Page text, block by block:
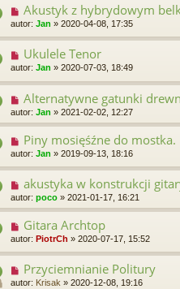
Akustyk z hybrydowym
autor: Jan » 2020-04-08, 17:35
Ukulele Tenor
autor: Jan » 2020-07-03, 18:49
Alternatywne gatunki
autor: Jan » 2021-02-02, 12:27
Piny mosięśźne do mostka.
autor: Jan » 2019-09-13, 18:16
akustyka w konstrukcji
autor: poco » 2021-01-17, 16:21
Gitara Archtop
autor: PiotrCh » 2020-07-17, 15:52
Przyciemnianie Politury
autor: Krisak » 2020-12-08, 19:16